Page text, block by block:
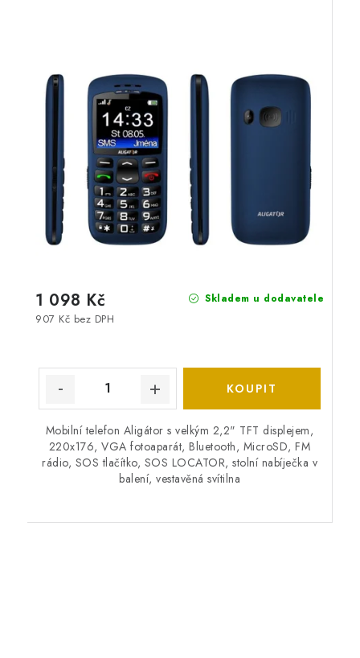
Skladem u dodavatele
907 Kč bez DPH
1 098 Kč
Mobilní telefon Aligátor s velkým 2,2" TFT displejem,
220x176, VGA fotoaparát, Bluetooth, MicroSD, FM
rádio, SOS tlačítko, SOS LOCATOR, stolní nabíječka v
balení, vestavěná svítilna